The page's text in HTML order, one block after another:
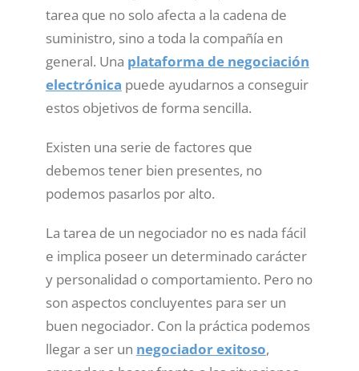
tarea que no solo afecta a la cadena de
suministro, sino a toda la compañía en
general. Una plataforma de negociación
electrónica puede ayudarnos a conseguir
estos objetivos de forma sencilla.
Existen una serie de factores que
debemos tener bien presentes, no
podemos pasarlos por alto.
La tarea de un negociador no es nada fácil
e implica poseer un determinado carácter
y personalidad o comportamiento. Pero no
son aspectos concluyentes para ser un
buen negociador. Con la práctica podemos
llegar a ser un negociador exitoso,